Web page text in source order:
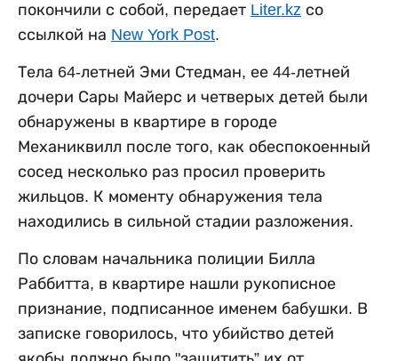
покончили с собой, передает Liter.kz со
ссылкой на New York Post.
Тела 64-летней Эми Стедман, ее 44-летней
дочери Сары Майерс и четверых детей были
обнаружены в квартире в городе
Механиквилл после того, как обеспокоенный
сосед несколько раз просил проверить
жильцов. К моменту обнаружения тела
находились в сильной стадии разложения.
По словам начальника полиции Билла
Раббитта, в квартире нашли рукописное
признание, подписанное именем бабушки. В
записке говорилось, что убийство детей